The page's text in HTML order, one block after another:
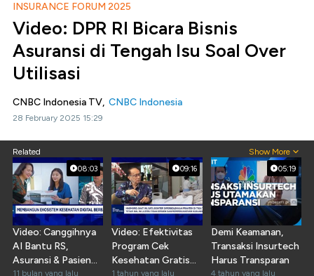
INSURANCE FORUM 2025
Video: DPR RI Bicara Bisnis
Asuransi di Tengah Isu Soal Over
Utilisasi
CNBC Indonesia TV, CNBC Indonesia
28 February 2025 15:29
Related Show More
08:03
Video: Canggihnya
AI Bantu RS,
Asuransi & Pasien
11 bulan yang lalu
09:16
Video: Efektivitas
Program Cek
Kesehatan Gratis
1 tahun yang lalu
05:19
Demi Keamanan,
Transaksi Insurtech
Harus Transparan
4 tahun yang lalu